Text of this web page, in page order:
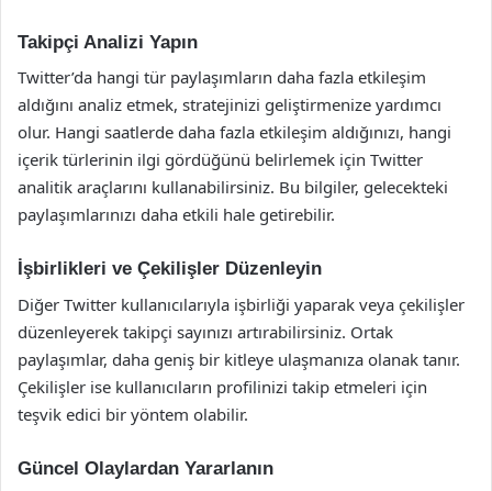
Takipçi Analizi Yapın
Twitter’da hangi tür paylaşımların daha fazla etkileşim
aldığını analiz etmek, stratejinizi geliştirmenize yardımcı
olur. Hangi saatlerde daha fazla etkileşim aldığınızı, hangi
içerik türlerinin ilgi gördüğünü belirlemek için Twitter
analitik araçlarını kullanabilirsiniz. Bu bilgiler, gelecekteki
paylaşımlarınızı daha etkili hale getirebilir.
İşbirlikleri ve Çekilişler Düzenleyin
Diğer Twitter kullanıcılarıyla işbirliği yaparak veya çekilişler
düzenleyerek takipçi sayınızı artırabilirsiniz. Ortak
paylaşımlar, daha geniş bir kitleye ulaşmanıza olanak tanır.
Çekilişler ise kullanıcıların profilinizi takip etmeleri için
teşvik edici bir yöntem olabilir.
Güncel Olaylardan Yararlanın